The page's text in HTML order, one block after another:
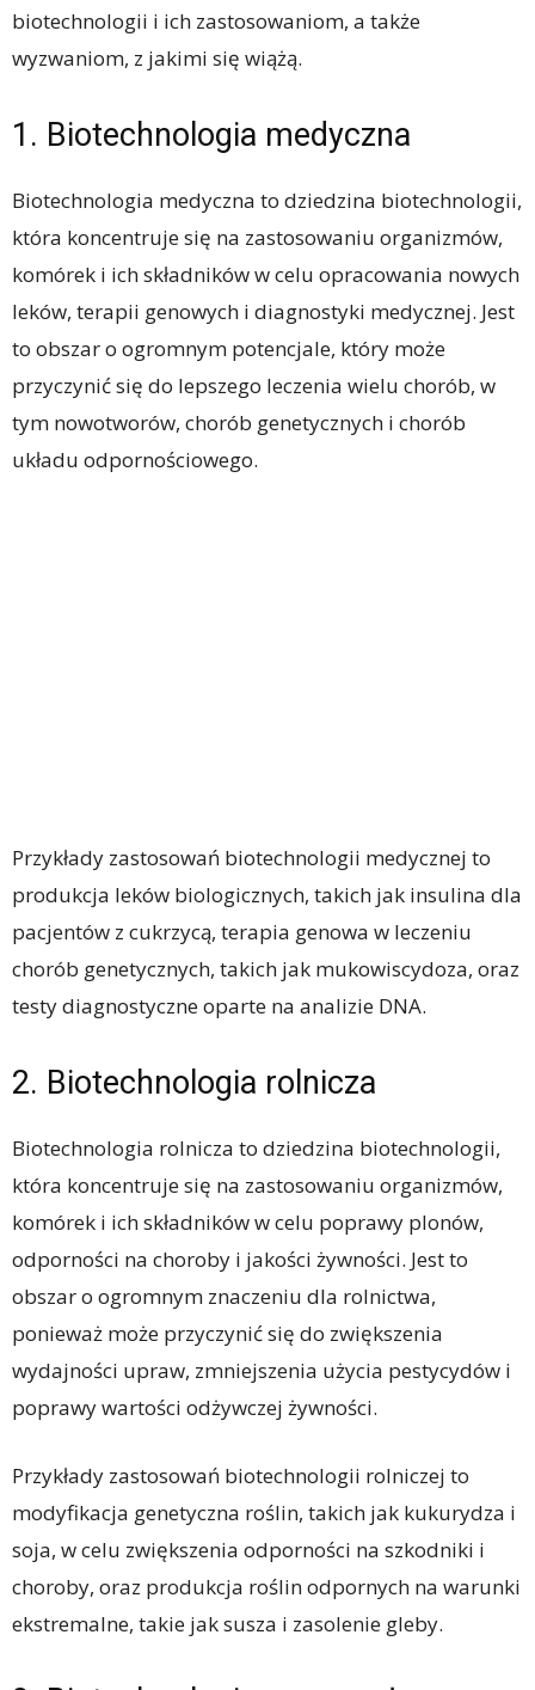
biotechnologii i ich zastosowaniom, a także
wyzwaniom, z jakimi się wiążą.
1. Biotechnologia medyczna
Biotechnologia medyczna to dziedzina biotechnologii,
która koncentruje się na zastosowaniu organizmów,
komórek i ich składników w celu opracowania nowych
leków, terapii genowych i diagnostyki medycznej. Jest
to obszar o ogromnym potencjale, który może
przyczynić się do lepszego leczenia wielu chorób, w
tym nowotworów, chorób genetycznych i chorób
układu odpornościowego.
Przykłady zastosowań biotechnologii medycznej to
produkcja leków biologicznych, takich jak insulina dla
pacjentów z cukrzycą, terapia genowa w leczeniu
chorób genetycznych, takich jak mukowiscydoza, oraz
testy diagnostyczne oparte na analizie DNA.
2. Biotechnologia rolnicza
Biotechnologia rolnicza to dziedzina biotechnologii,
która koncentruje się na zastosowaniu organizmów,
komórek i ich składników w celu poprawy plonów,
odporności na choroby i jakości żywności. Jest to
obszar o ogromnym znaczeniu dla rolnictwa,
ponieważ może przyczynić się do zwiększenia
wydajności upraw, zmniejszenia użycia pestycydów i
poprawy wartości odżywczej żywności.
Przykłady zastosowań biotechnologii rolniczej to
modyfikacja genetyczna roślin, takich jak kukurydza i
soja, w celu zwiększenia odporności na szkodniki i
choroby, oraz produkcja roślin odpornych na warunki
ekstremalne, takie jak susza i zasolenie gleby.